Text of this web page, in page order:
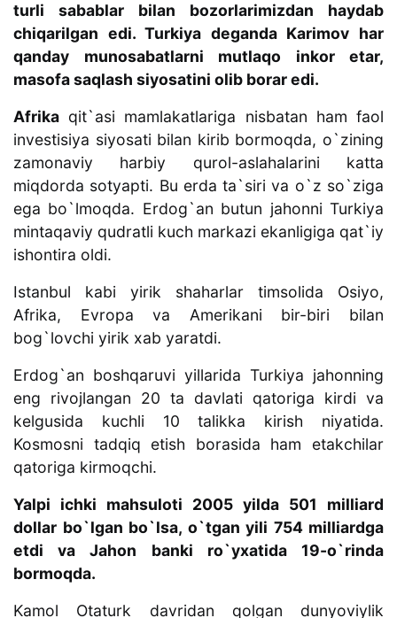
turli sabablar bilan bozorlarimizdan haydab
chiqarilgan edi. Turkiya deganda Karimov har
qanday munosabatlarni mutlaqo inkor etar,
masofa saqlash siyosatini olib borar edi.
Afrika qit`asi mamlakatlariga nisbatan ham faol
investisiya siyosati bilan kirib bormoqda, o`zining
zamonaviy harbiy qurol-aslahalarini katta
miqdorda sotyapti. Bu erda ta`siri va o`z so`ziga
ega bo`lmoqda. Erdog`an butun jahonni Turkiya
mintaqaviy qudratli kuch markazi ekanligiga qat`iy
ishontira oldi.
Istanbul kabi yirik shaharlar timsolida Osiyo,
Afrika, Evropa va Amerikani bir-biri bilan
bog`lovchi yirik xab yaratdi.
Erdog`an boshqaruvi yillarida Turkiya jahonning
eng rivojlangan 20 ta davlati qatoriga kirdi va
kelgusida kuchli 10 talikka kirish niyatida.
Kosmosni tadqiq etish borasida ham etakchilar
qatoriga kirmoqchi.
Yalpi ichki mahsuloti 2005 yilda 501 milliard
dollar bo`lgan bo`lsa, o`tgan yili 754 milliardga
etdi va Jahon banki ro`yxatida 19-o`rinda
bormoqda.
Kamol Otaturk davridan qolgan dunyoviylik